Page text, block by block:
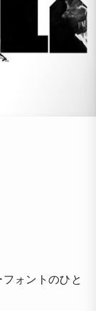
ォントのひと